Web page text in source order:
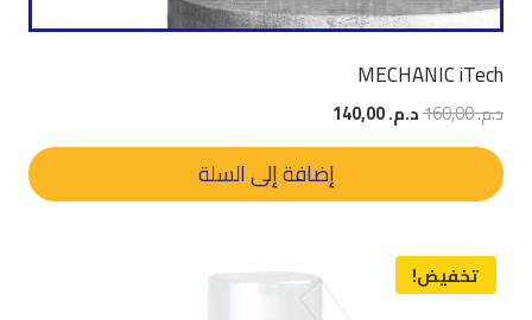
MECHANIC iTech
د.م.160,00
السعر
الأصلي
د.م. 160,00.
د.م.
الحالي
هو:
د.م. 140,00.
إضافة إلى السلة
تخفيض!